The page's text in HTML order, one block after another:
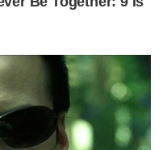
йоржик.
вона.
повела його у ванну.
будемо? – запитав він,